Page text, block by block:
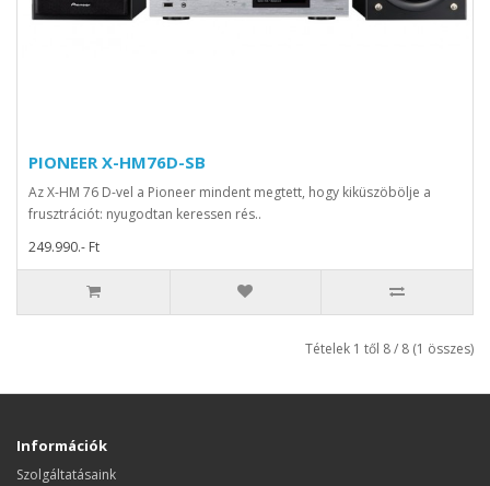
PIONEER X-HM76D-SB
Az X-HM 76 D-vel a Pioneer mindent megtett, hogy kiküszöbölje a
frusztrációt: nyugodtan keressen rés..
249.990.- Ft
Tételek 1 től 8 / 8 (1 összes)
Információk
Szolgáltatásaink